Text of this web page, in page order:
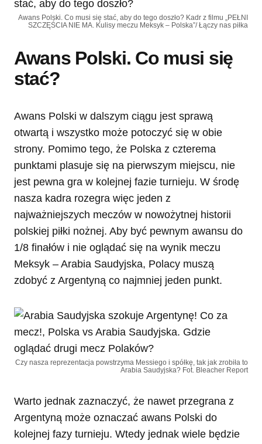
Awans Polski. Co musi się stać, aby do tego doszło? Kadr z filmu „PEŁNI
SZCZĘŚCIA NIE MA. Kulisy meczu Meksyk – Polska”/ Łączy nas piłka
Awans Polski. Co musi się
stać?
Awans Polski w dalszym ciągu jest sprawą
otwartą i wszystko może potoczyć się w obie
strony. Pomimo tego, że Polska z czterema
punktami plasuje się na pierwszym miejscu, nie
jest pewna gra w kolejnej fazie turnieju. W środę
nasza kadra rozegra więc jeden z
najważniejszych meczów w nowożytnej historii
polskiej piłki nożnej. Aby być pewnym awansu do
1/8 finałów i nie oglądać się na wynik meczu
Meksyk – Arabia Saudyjska, Polacy muszą
zdobyć z Argentyną co najmniej jeden punkt.
Czy nasza reprezentacja powstrzyma Messiego i spółkę, tak jak zrobiła to
Arabia Saudyjska? Fot. Bleacher Report
Warto jednak zaznaczyć, że nawet przegrana z
Argentyną może oznaczać awans Polski do
kolejnej fazy turnieju. Wtedy jednak wiele będzie